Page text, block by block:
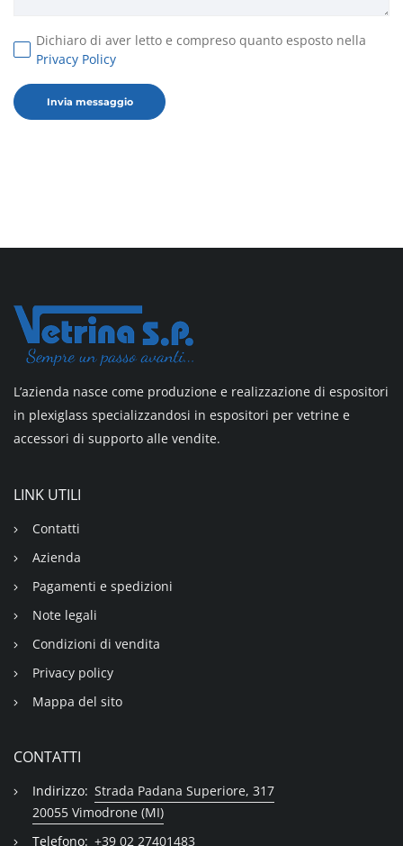
Dichiaro di aver letto e compreso quanto esposto nella
Privacy Policy
L’azienda nasce come produzione e realizzazione di espositori
in plexiglass specializzandosi in espositori per vetrine e
accessori di supporto alle vendite.
LINK UTILI
Contatti
Azienda
Pagamenti e spedizioni
Note legali
Condizioni di vendita
Privacy policy
Mappa del sito
CONTATTI
Indirizzo: Strada Padana Superiore, 317
20055 Vimodrone (MI)
Telefono: +39 02 27401483